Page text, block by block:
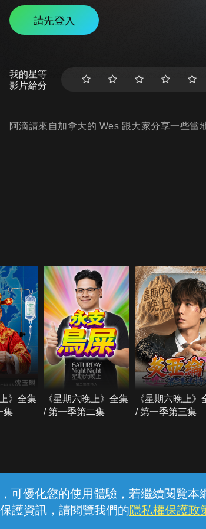
可優化您的使用體驗，若繼續閱覽
護資訊，請閱覽我們的隱私權保護政
請先登入
我的星等
影片給分
阿滴請來自加拿大的 Wes 跟大家分享一些當
》全集
集
《星期六晚上》全集
/ 第一季第二集
《星期六晚上》
/ 第一季第三集
線上客服 服務條款 隱私權
中華電信股份有限公司個人家庭分公司 (統一編號：